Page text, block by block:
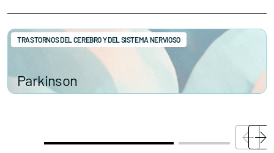
Parkinson
TRASTORNOS DEL CEREBRO Y DEL SISTEMA NERVIOSO